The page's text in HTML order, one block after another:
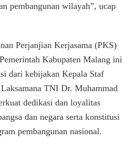
pembangunan wilayah”, ucap
Perjanjian Kerjasama (PKS)
Kabupaten Malang ini
dari kebijakan Kepala Staf
TNI Dr. Muhammad
dedikasi dan loyalitas
dan negara serta konstitusi
pembangunan nasional.